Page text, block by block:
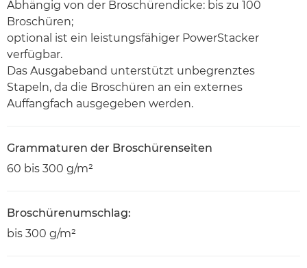
Abhängig von der Broschürendicke: bis zu 100
Broschüren;
optional ist ein leistungsfähiger PowerStacker
verfügbar.
Das Ausgabeband unterstützt unbegrenztes
Stapeln, da die Broschüren an ein externes
Auffangfach ausgegeben werden.
Grammaturen der Broschürenseiten
60 bis 300 g/m²
Broschürenumschlag:
bis 300 g/m²